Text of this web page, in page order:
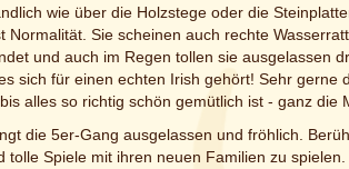
wie über die Holzstege oder die
Normalität. Sie scheinen auch rechte
und auch im Regen tollen sie ausgelassen
sich für einen echten Irish gehört! Sehr
alles so richtig schön gemütlich ist - ganz die
die 5er-Gang ausgelassen und fröhlich.
tolle Spiele mit ihren neuen Familien zu